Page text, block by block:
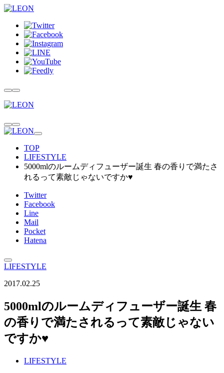
TOP
LIFESTYLE
5000mlのルームディフューザー誕生 春の香りで満たさ
れるって素敵じゃないですか♥
Twitter
Facebook
Line
Mail
Pocket
Hatena
LIFESTYLE
2017.02.25
5000mlのルームディフューザー誕生 春
の香りで満たされるって素敵じゃない
ですか♥
LIFESTYLE